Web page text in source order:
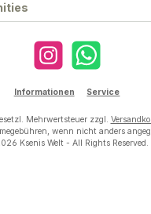
Instagram WhatsApp
Informationen Service
Mehrwertsteuer zzgl.
wenn nicht anders
Ksenis Welt - All Rights Reserved.